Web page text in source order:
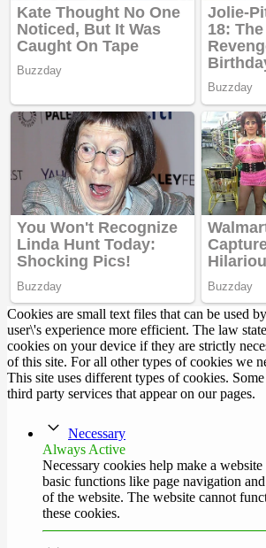
Cookies are small text files that can be used
user\'s experience more efficient. The law
cookies on your device if they are strictly
of this site. For all other types of cookies we
This site uses different types of cookies.
third party services that appear on our pages.
Necessary
Always Active
Necessary cookies help make a
basic functions like page navigation and
of the website. The website cannot
these cookies.